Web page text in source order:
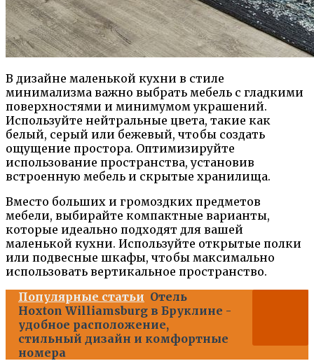
В дизайне маленькой кухни в стиле
минимализма важно выбрать мебель с гладкими
поверхностями и минимумом украшений.
Используйте нейтральные цвета, такие как
белый, серый или бежевый, чтобы создать
ощущение простора. Оптимизируйте
использование пространства, установив
встроенную мебель и скрытые хранилища.
Вместо больших и громоздких предметов
мебели, выбирайте компактные варианты,
которые идеально подходят для вашей
маленькой кухни. Используйте открытые полки
или подвесные шкафы, чтобы максимально
использовать вертикальное пространство.
Популярные статьи Отель
Hoxton Williamsburg в Бруклине -
удобное расположение,
стильный дизайн и комфортные
номера